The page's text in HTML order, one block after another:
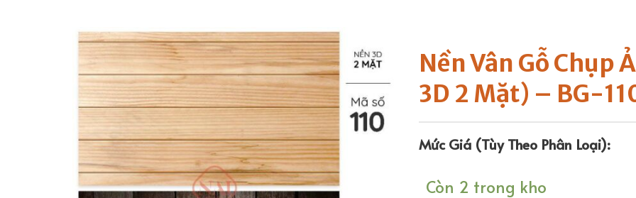
Nền Vân Gỗ Chụp
3D 2 Mặt) – BG-
Mức Giá (Tùy Theo Phân Loại):
Còn 2 trong kho